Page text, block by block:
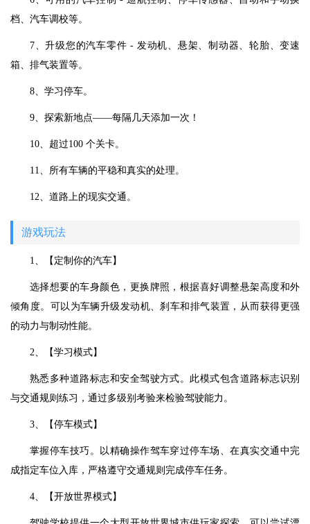
档、汽车调校等。
7、升级您的汽车零件 - 发动机、悬架、制动器、轮胎、变速
箱、排气装置等。
8、学习停车。
9、探索新地点——每隔几天添加一次！
10、超过100 个关卡。
11、所有车辆的平稳和真实的处理。
12、道路上的现实交通。
游戏玩法
1、【定制你的汽车】
选择想要的车身颜色，更换牌照，根据喜好调整悬架高度和外
倾角度。可以为车辆升级发动机、刹车和排气装置，从而获得更强
的动力与制动性能。
2、【学习模式】
熟悉多种道路标志和安全驾驶方式。此模式包含道路标志识别
与交通规则练习，通过多级别考验来检验驾驶能力。
3、【停车模式】
掌握停车技巧。以精确操作驾车穿过停车场、在真实交通中完
成指定车位入库，严格遵守交通规则完成停车任务。
4、【开放世界模式】